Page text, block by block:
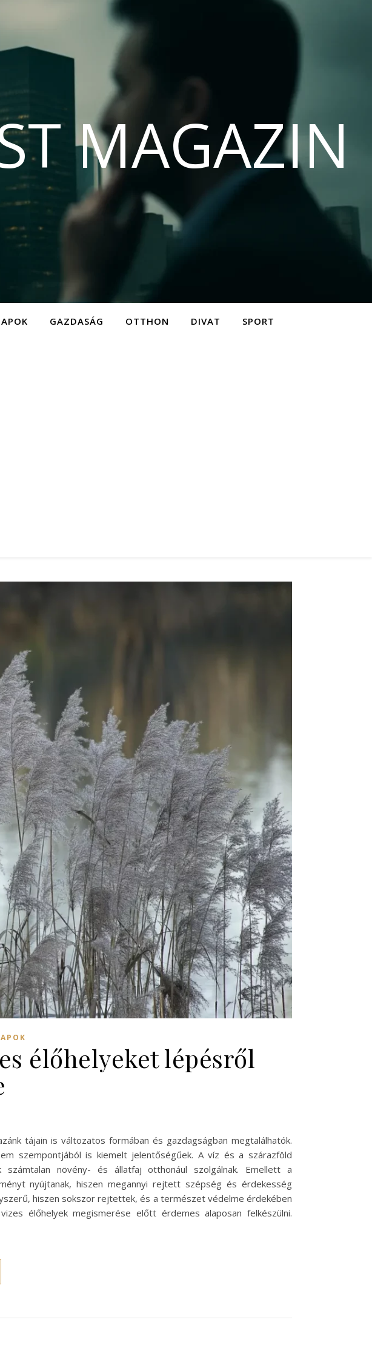
MAGAZIN
GAZDASÁG OTTHON DIVAT SPORT
élőhelyeket lépésről
tájain is változatos formában és gazdagságban megtalálhatók.
szempontjából is kiemelt jelentőségűek. A víz és a szárazföld
számtalan növény- és állatfaj otthonául szolgálnak. Emellett a
nyújtanak, hiszen megannyi rejtett szépség és érdekesség
hiszen sokszor rejtettek, és a természet védelme érdekében
élőhelyek megismerése előtt érdemes alaposan felkészülni.